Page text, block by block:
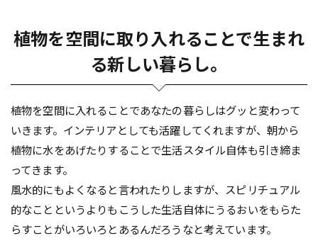
植物を空間に取り入れることで生まれ
る新しい暮らし。
植物を空間に入れることであなたの暮らしはグッと変わって
いきます。インテリアとしても活躍してくれますが、朝から
植物に水をあげたりすることで生活スタイル自体も引き締ま
ってきます。
風水的にもよくなると言われたりしますが、スピリチュアル
的なことというよりもこうした生活自体にうるおいをもらた
らすことがいろいろとあるんだろうなと考えています。